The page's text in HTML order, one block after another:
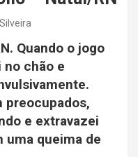
Quando o jogo
chão e
preocupados,
e extravazei
uma queima de